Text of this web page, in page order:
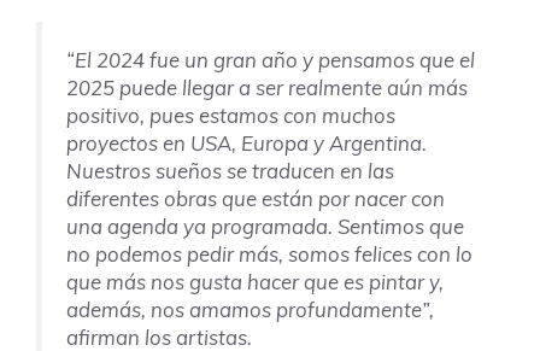
“El 2024 fue un gran año y pensamos que el
2025 puede llegar a ser realmente aún más
positivo, pues estamos con muchos
proyectos en USA, Europa y Argentina.
Nuestros sueños se traducen en las
diferentes obras que están por nacer con
una agenda ya programada. Sentimos que
no podemos pedir más, somos felices con lo
que más nos gusta hacer que es pintar y,
además, nos amamos profundamente”,
afirman los artistas.